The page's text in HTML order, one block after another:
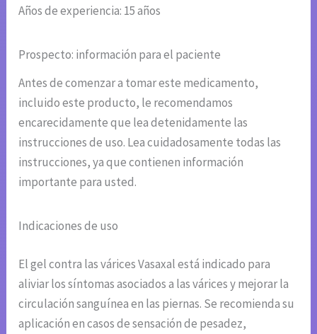
Años de experiencia: 15 años
Prospecto: información para el paciente
Antes de comenzar a tomar este medicamento,
incluido este producto, le recomendamos
encarecidamente que lea detenidamente las
instrucciones de uso. Lea cuidadosamente todas las
instrucciones, ya que contienen información
importante para usted.
Indicaciones de uso
El gel contra las várices Vasaxal está indicado para
aliviar los síntomas asociados a las várices y mejorar la
circulación sanguínea en las piernas. Se recomienda su
aplicación en casos de sensación de pesadez,